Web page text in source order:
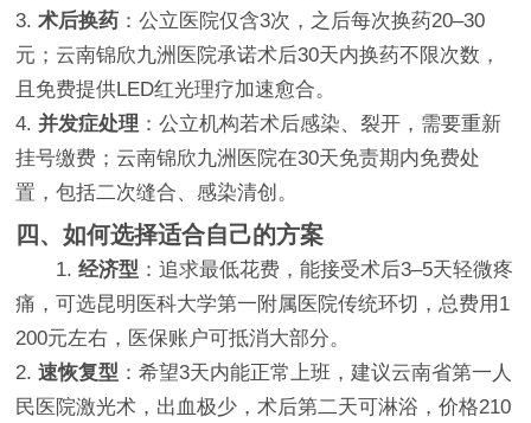
3.术后换药 ：公立医院仅含3次，之后每次换药20–30
元；云南锦欣九洲医院承诺术后30天内换药不限次数，
且免费提供LED红光理疗加速愈合。
4.并发症处理 ：公立机构若术后感染、裂开，需要重新
挂号缴费；云南锦欣九洲医院在30天免责期内免费处
置，包括二次缝合、感染清创。
四、如何选择适合自己的方案
1.经济型 ：追求最低花费，能接受术后3–5天轻微疼
痛，可选昆明医科大学第一附属医院传统环切，总费用1
200元左右，医保账户可抵消大部分。
2.速恢复型 ：希望3天内能正常上班，建议云南省第一人
民医院激光术，出血极少，术后第二天可淋浴，价格210